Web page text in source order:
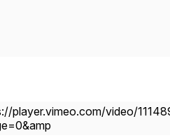
player.vimeo.com/video/